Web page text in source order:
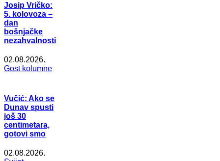
Josip Vričko:
5. kolovoza –
dan
bošnjačke
nezahvalnosti
02.08.2026.
Gost kolumne
Vučić: Ako se
Dunav spusti
još 30
centimetara,
gotovi smo
02.08.2026.